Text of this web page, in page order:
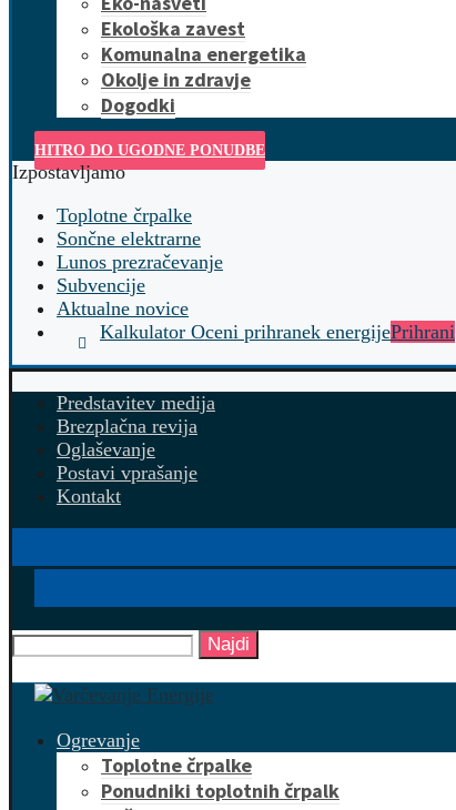
Ekološka zavest
Komunalna energetika
Okolje in zdravje
Dogodki
HITRO DO UGODNE PONUDBE
Izpostavljamo
Toplotne črpalke
Sončne elektrarne
Lunos prezračevanje
Subvencije
Aktualne novice
Kalkulator Oceni prihranek energijePrihrani
Predstavitev medija
Brezplačna revija
Oglaševanje
Postavi vprašanje
Kontakt
Najdi
Ogrevanje
Toplotne črpalke
Ponudniki toplotnih črpalk